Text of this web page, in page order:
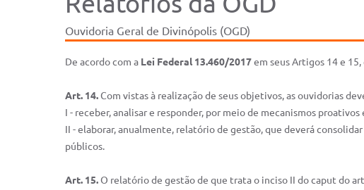
Ouvidoria Geral de Divinópolis (OGD)
De acordo com a Lei Federal 13.460/2017em seus Artigos 14 e
Art. 14.Com vistas à realização de seus objetivos, as ouvidorias
I - receber, analisar e responder, por meio de mecanismos
II - elaborar, anualmente, relatório de gestão, que deverá
públicos.
Art. 15.O relatório de gestão de que trata o inciso II do caput do